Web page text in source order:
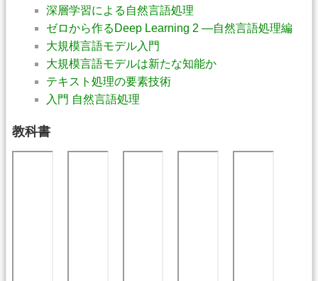
深層学習による自然言語処理
ゼロから作るDeep Learning 2 ―自然言語処理編
大規模言語モデル入門
大規模言語モデルは新たな知能か
テキスト処理の要素技術
入門 自然言語処理
教科書